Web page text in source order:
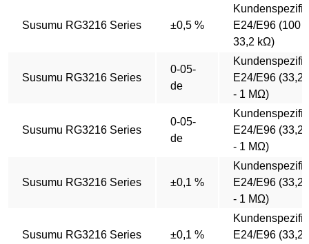
Susumu RG3216 Series ±0,5 %
E24/E96 (100
33,2 kΩ)
Susumu RG3216 Series
0-05-
de
E24/E96 (33,2
- 1 MΩ)
Susumu RG3216 Series
0-05-
de
E24/E96 (33,2
- 1 MΩ)
Susumu RG3216 Series ±0,1 %
E24/E96 (33,2
- 1 MΩ)
Susumu RG3216 Series ±0,1 %
E24/E96 (33,2